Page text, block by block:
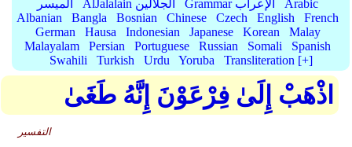
الميسر
AlJalalain الجلالين Grammar الإعراب
Arabic
Albanian
Bangla Bosnian Chinese Czech English
French
German
Hausa Indonesian Japanese Korean
Malay
Malayalam
Persian Portuguese Russian Somali
Spanish
Swahili
Turkish Urdu Yoruba Transliteration [+]
اذْهَبْ إِلَىٰ فِرْعَوْنَ إِنَّهُ طَغَىٰ
التفسير